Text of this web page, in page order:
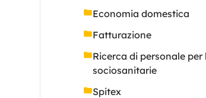
Economia domestica
Fatturazione
Ricerca di personale
sociosanitarie
Spitex